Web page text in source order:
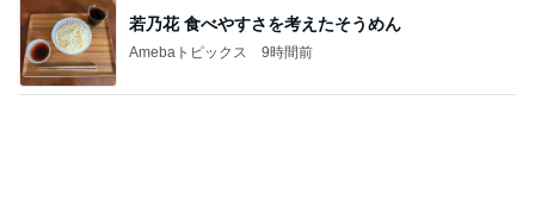
若乃花 食べやすさを考えたそうめん
Amebaトピックス 9時間前